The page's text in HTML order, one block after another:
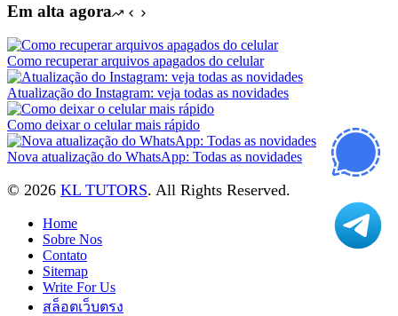
Em alta agora
Como recuperar arquivos apagados do celular
Atualização do Instagram: veja todas as novidades
Como deixar o celular mais rápido
Nova atualização do WhatsApp: Todas as novidades
© 2026 KL TUTORS. All Rights Reserved.
Home
Sobre Nos
Contato
Sitemap
Write For Us
สล็อตเว็บตรง